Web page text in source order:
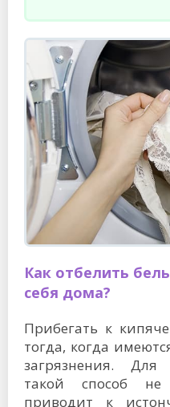
Как отбелить
себя дома?
Прибегать к
тогда, когда
загрязнения. Для
такой способ не
приводит к